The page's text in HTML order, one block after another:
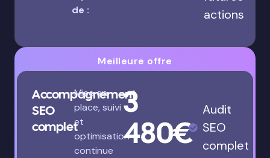
de :
actions
Meilleure offre
Accompagnement
SEO
complet
Mise en
place, suivi
et
optimisation
continue
3
480€
Audit
SEO
complet